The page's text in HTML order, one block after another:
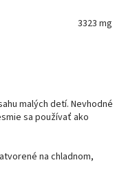
3323 mg
malých detí. Nevhodné
sa používať ako
na chladnom,